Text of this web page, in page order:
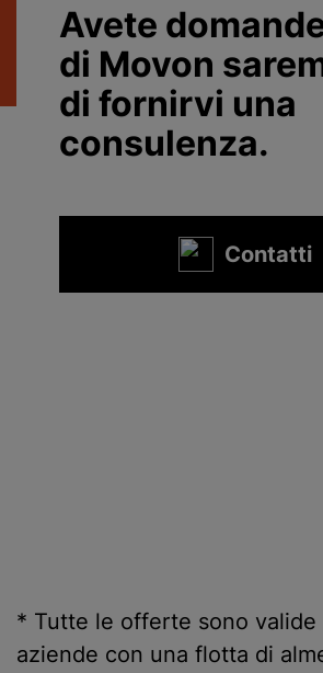
Avete
di Movon
di fornirvi una
consulenza.
Contatti
* Tutte le offerte sono valide
aziende con una flotta di